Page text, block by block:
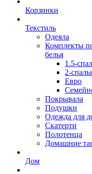
Корзинки
Текстиль
Одеяла
Комплекты
белья
1.5-
2-
Евро
Покрывала
Подушки
Одежда для
Скатерти
Полотенца
Домашние
Дом